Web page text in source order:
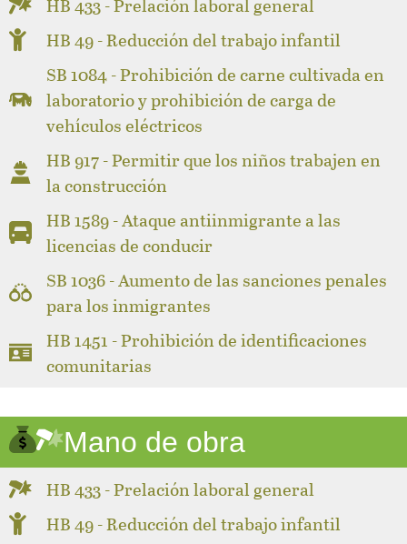
HB 49 - Reducción del trabajo infantil
SB 1084 - Prohibición de carne cultivada en
laboratorio y prohibición de carga de
vehículos eléctricos
HB 917 - Permitir que los niños trabajen en
la construcción
HB 1589 - Ataque antiinmigrante a las
licencias de conducir
SB 1036 - Aumento de las sanciones penales
para los inmigrantes
HB 1451 - Prohibición de identificaciones
comunitarias
Mano de obra
HB 433 - Prelación laboral general
HB 49 - Reducción del trabajo infantil